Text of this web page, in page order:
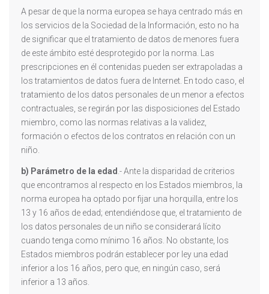
A pesar de que la norma europea se haya centrado más en
los servicios de la Sociedad de la Información, esto no ha
de significar que el tratamiento de datos de menores fuera
de este ámbito esté desprotegido por la norma. Las
prescripciones en él contenidas pueden ser extrapoladas a
los tratamientos de datos fuera de Internet. En todo caso, el
tratamiento de los datos personales de un menor a efectos
contractuales, se regirán por las disposiciones del Estado
miembro, como las normas relativas a la validez,
formación o efectos de los contratos en relación con un
niño.
b) Parámetro de la edad .- Ante la disparidad de criterios
que encontramos al respecto en los Estados miembros, la
norma europea ha optado por fijar una horquilla, entre los
13 y 16 años de edad; entendiéndose que, el tratamiento de
los datos personales de un niño se considerará lícito
cuando tenga como mínimo 16 años. No obstante, los
Estados miembros podrán establecer por ley una edad
inferior a los 16 años, pero que, en ningún caso, será
inferior a 13 años.